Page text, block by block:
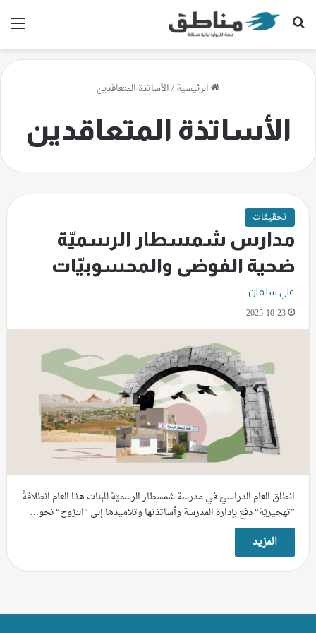
بحث عن
الرئيسية/الأساتذة المتعاقدين
الأساتذة المتعاقدين
تحقيقات
مدارس شمسطار الرسميّة
ضحية الفوضى والمحسوبيّات
علي سلمان
2025-10-23
انطلق العام الدراسيّ في مدرسة شمسطار الرسميّة للبنات هذا العام انطلاقةً
”تهجيريّة“ دفع بإدارة المدرسة وأساتذتها وتلاميذها إلى ”النزوح“ نحو…
المزيد